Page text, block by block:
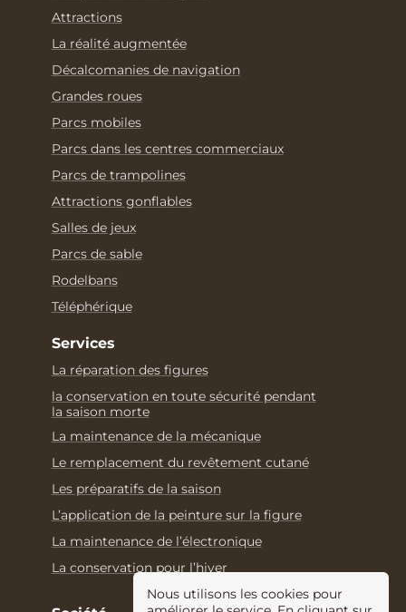
Nous utilisons les cookies pour
Attractions
La réalité augmentée
Décalcomanies de navigation
Grandes roues
Parcs mobiles
Parcs dans les centres commerciaux
Parcs de trampolines
Attractions gonflables
Salles de jeux
Parcs de sable
Rodelbans
Téléphérique
Services
La réparation des figures
la conservation en toute sécurité pendant
la saison morte
La maintenance de la mécanique
Le remplacement du revêtement cutané
Les préparatifs de la saison
L’application de la peinture sur la figure
La maintenance de l’électronique
La conservation pour l’hiver